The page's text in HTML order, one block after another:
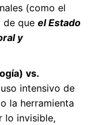
(como el
de que el Estado
y
vs.
intensivo de
la herramienta
lo invisible,